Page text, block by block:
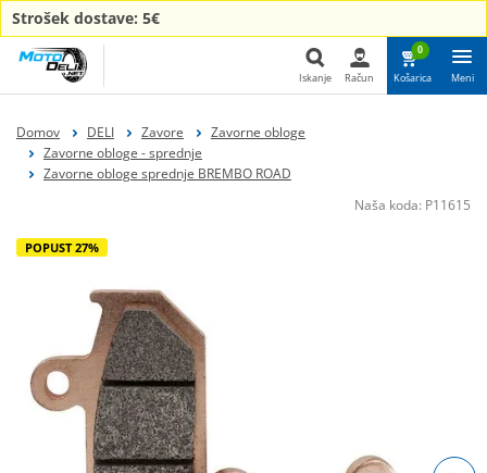
Strošek dostave: 5€
Iskanje Račun
0
Košarica Meni
Domov DELI Zavore
Zavorne obloge
Zavorne obloge - sprednje
Zavorne obloge sprednje BREMBO ROAD
Naša koda: P11615
POPUST 27%